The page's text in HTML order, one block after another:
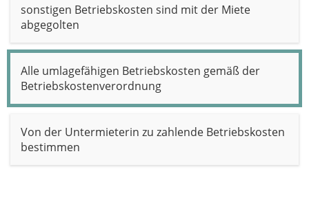
sonstigen Betriebskosten sind mit der Miete
abgegolten
Alle umlagefähigen Betriebskosten gemäß der
Betriebskostenverordnung
Von der Untermieterin zu zahlende Betriebskosten
bestimmen